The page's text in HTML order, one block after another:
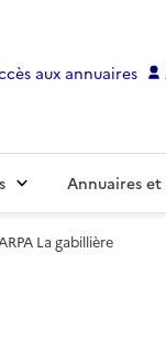
aux annuaires
Annuaires et
La gabillière